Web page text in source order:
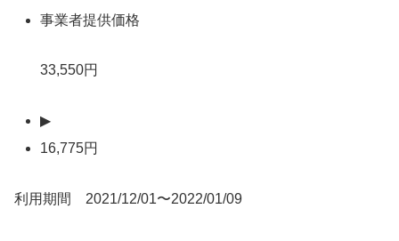
事業者提供価格
33,550円
▶
16,775円
利用期間 2021/12/01〜2022/01/09